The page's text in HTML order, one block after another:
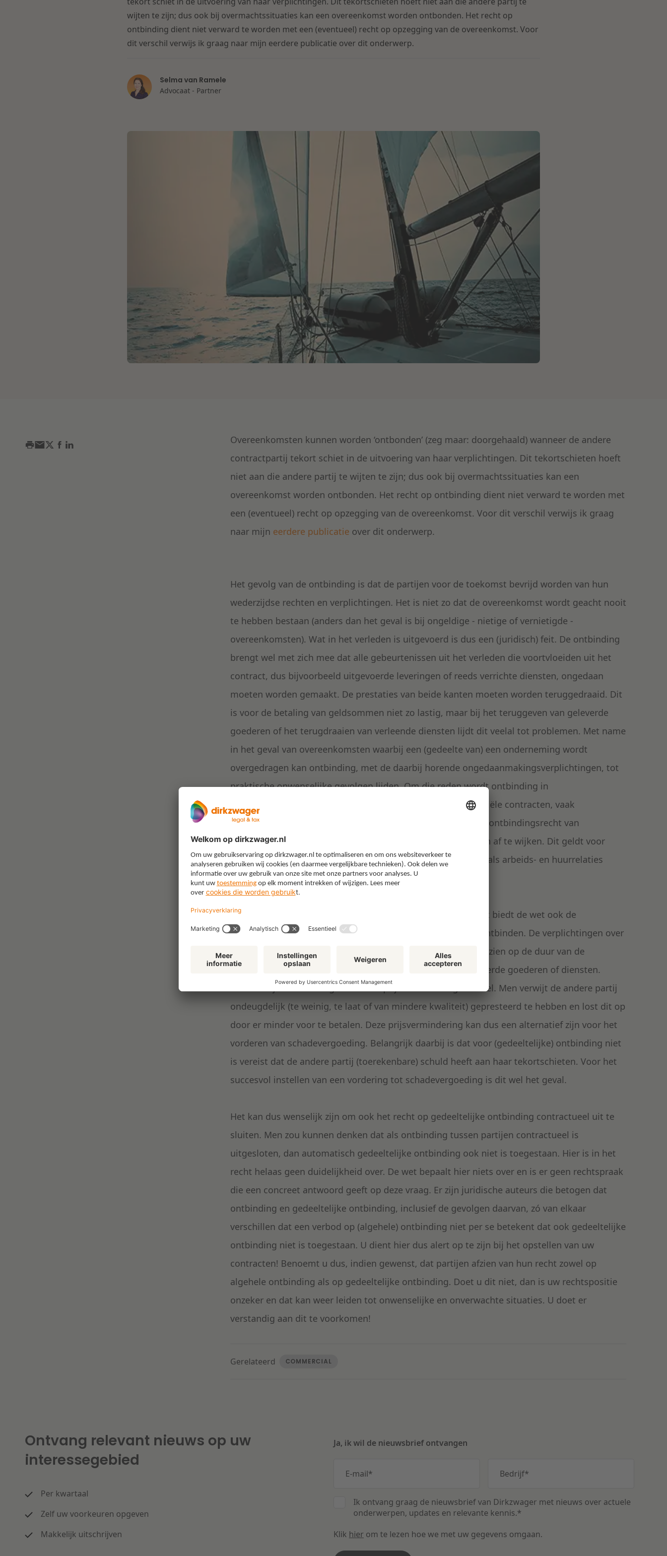
wijten te zijn; dus ook bij overmachtssituaties kan een overeenkomst worden ontbonden. Het recht op
ontbinding dient niet verward te worden met een (eventueel) recht op opzegging van de overeenkomst. Voor
dit verschil verwijs ik graag naar mijn eerdere publicatie over dit onderwerp.
Selma van Ramele
Advocaat - Partner
Overeenkomsten kunnen worden ‘ontbonden’ (zeg maar: doorgehaald) wanneer de andere
contractpartij tekort schiet in de uitvoering van haar verplichtingen. Dit tekortschieten hoeft
niet aan die andere partij te wijten te zijn; dus ook bij overmachtssituaties kan een
overeenkomst worden ontbonden. Het recht op ontbinding dient niet verward te worden met
een (eventueel) recht op opzegging van de overeenkomst. Voor dit verschil verwijs ik graag
naar mijn eerdere publicatie over dit onderwerp.
Het gevolg van de ontbinding is dat de partijen voor de toekomst bevrijd worden van hun
wederzijdse rechten en verplichtingen. Het is niet zo dat de overeenkomst wordt geacht nooit
te hebben bestaan (anders dan het geval is bij ongeldige - nietige of vernietigde -
overeenkomsten). Wat in het verleden is uitgevoerd is dus een (juridisch) feit. De ontbinding
brengt wel met zich mee dat alle gebeurtenissen uit het verleden die voortvloeiden uit het
contract, dus bijvoorbeeld uitgevoerde leveringen of reeds verrichte diensten, ongedaan
moeten worden gemaakt. De prestaties van beide kanten moeten worden teruggedraaid. Dit
is voor de betaling van geldsommen niet zo lastig, maar bij het teruggeven van geleverde
goederen of het terugdraaien van verleende diensten lijdt dit veelal tot problemen. Met name
in het geval van overeenkomsten waarbij een (gedeelte van) een onderneming wordt
overgedragen kan ontbinding, met de daarbij horende ongedaanmakingsverplichtingen, tot
praktische onwenselijke gevolgen lijden. Om die reden wordt ontbinding in
overnamecontracten, maar ook in algemene zin bij commerciële contracten, vaak
uitgesloten. Dit kan en mag op grond van de wet, omdat het ontbindingsrecht van
zogenaamd regelend recht is; partijen zijn dus vrij om hiervan af te wijken. Dit geldt voor
iedere (handels-) overeenkomst (speciale overeenkomsten zoals arbeids- en huurrelaties
daargelaten).
Naast het recht op algehele ontbinding van de overeenkomst biedt de wet ook de
mogelijkheid om een overeenkomst slechts gedeeltelijk te ontbinden. De verplichtingen over
en weer worden dan naar evenredigheid verminderd. Dit kan zien op de duur van de
overeenkomst, maar ook op kwaliteit of kwantiteit van geleverde goederen of diensten.
Gedeeltelijke ontbinding heeft vaak prijsvermindering tot doel. Men verwijt de andere partij
ondeugdelijk (te weinig, te laat of van mindere kwaliteit) gepresteerd te hebben en lost dit op
door er minder voor te betalen. Deze prijsvermindering kan dus een alternatief zijn voor het
vorderen van schadevergoeding. Belangrijk daarbij is dat voor (gedeeltelijke) ontbinding niet
is vereist dat de andere partij (toerekenbare) schuld heeft aan haar tekortschieten. Voor het
succesvol instellen van een vordering tot schadevergoeding is dit wel het geval.
Het kan dus wenselijk zijn om ook het recht op gedeeltelijke ontbinding contractueel uit te
sluiten. Men zou kunnen denken dat als ontbinding tussen partijen contractueel is
uitgesloten, dan automatisch gedeeltelijke ontbinding ook niet is toegestaan. Hier is in het
recht helaas geen duidelijkheid over. De wet bepaalt hier niets over en is er geen rechtspraak
die een concreet antwoord geeft op deze vraag. Er zijn juridische auteurs die betogen dat
ontbinding en gedeeltelijke ontbinding, inclusief de gevolgen daarvan, zó van elkaar
verschillen dat een verbod op (algehele) ontbinding niet per se betekent dat ook gedeeltelijke
ontbinding niet is toegestaan. U dient hier dus alert op te zijn bij het opstellen van uw
contracten! Benoemt u dus, indien gewenst, dat partijen afzien van hun recht zowel op
algehele ontbinding als op gedeeltelijke ontbinding. Doet u dit niet, dan is uw rechtspositie
onzeker en dat kan weer leiden tot onwenselijke en onverwachte situaties. U doet er
verstandig aan dit te voorkomen!
Gerelateerd COMMERCIAL
Ontvang relevant nieuws op uw
interessegebied
Per kwartaal
Zelf uw voorkeuren opgeven
Makkelijk uitschrijven
Ja, ik wil de nieuwsbrief ontvangen
E-mail* Bedrijf*
Ik ontvang graag de nieuwsbrief van Dirkzwager met nieuws over actuele
onderwerpen, updates en relevante kennis.*
Klik hier om te lezen hoe we met uw gegevens omgaan.